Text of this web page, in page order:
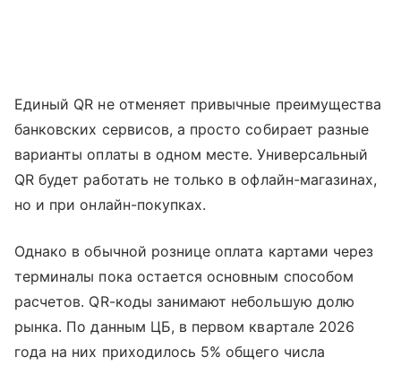
Единый QR не отменяет привычные преимущества
банковских сервисов, а просто собирает разные
варианты оплаты в одном месте. Универсальный
QR будет работать не только в офлайн-магазинах,
но и при онлайн-покупках.
Однако в обычной рознице оплата картами через
терминалы пока остается основным способом
расчетов. QR-коды занимают небольшую долю
рынка. По данным ЦБ, в первом квартале 2026
года на них приходилось 5% общего числа